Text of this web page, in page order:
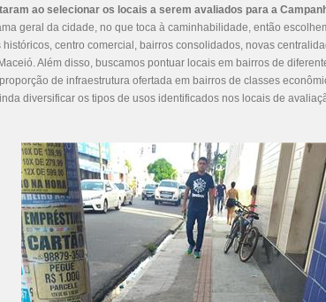
ao selecionar os locais a serem avaliados para a
geral da cidade, no que toca à caminhabilidade, então
centro comercial, bairros consolidados, novas
Além disso, buscamos pontuar locais em bairros de
de infraestrutura ofertada em bairros de classes
diversificar os tipos de usos identificados nos locais de